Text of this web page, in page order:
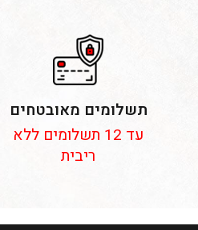
תשלומים מאובטחים
עד 12 תשלומים ללא
ריבית